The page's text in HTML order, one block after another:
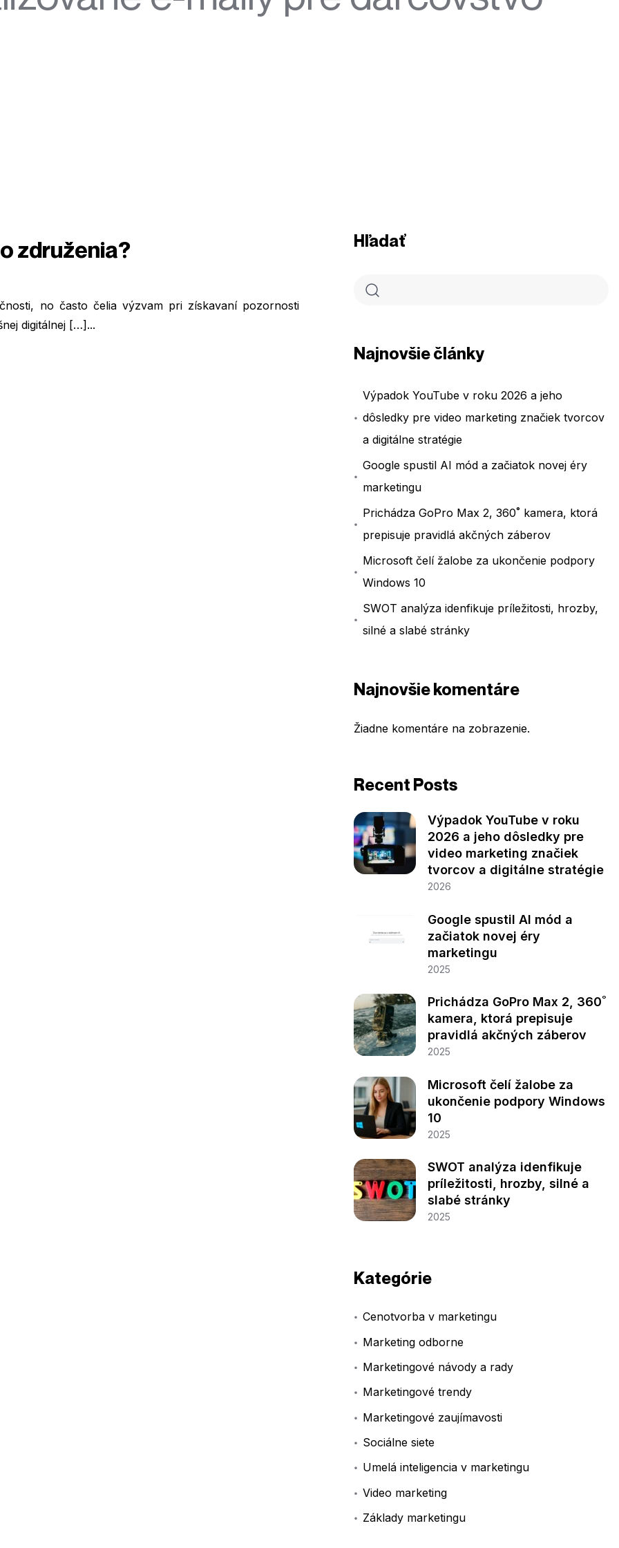
združenia?
no často čelia výzvam pri získavaní pozornosti
digitálnej […]...
Hľadať
Najnovšie články
Výpadok YouTube v roku 2026 a jeho
dôsledky pre video marketing značiek tvorcov
a digitálne stratégie
Google spustil AI mód a začiatok novej éry
marketingu
Prichádza GoPro Max 2, 360˚ kamera, ktorá
prepisuje pravidlá akčných záberov
Microsoft čelí žalobe za ukončenie podpory
Windows 10
SWOT analýza idenfikuje príležitosti, hrozby,
silné a slabé stránky
Najnovšie komentáre
Žiadne komentáre na zobrazenie.
Recent Posts
Výpadok YouTube v roku
2026 a jeho dôsledky pre
video marketing značiek
tvorcov a digitálne stratégie
2026
Google spustil AI mód a
začiatok novej éry
marketingu
2025
Prichádza GoPro Max 2, 360˚
kamera, ktorá prepisuje
pravidlá akčných záberov
2025
Microsoft čelí žalobe za
ukončenie podpory Windows
10
2025
SWOT analýza idenfikuje
príležitosti, hrozby, silné a
slabé stránky
2025
Kategórie
Cenotvorba v marketingu
Marketing odborne
Marketingové návody a rady
Marketingové trendy
Marketingové zaujímavosti
Sociálne siete
Umelá inteligencia v marketingu
Video marketing
Základy marketingu